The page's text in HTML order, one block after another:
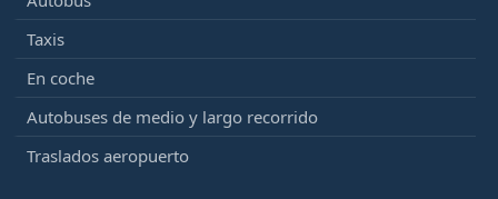
Taxis
En coche
Autobuses de medio y largo recorrido
Traslados aeropuerto